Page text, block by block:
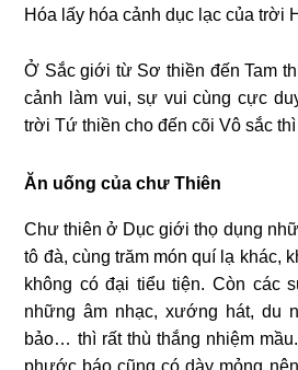
Hóa lấy hóa cảnh dục lạc của trời
Ở Sắc giới từ Sơ thiền đến Tam
cảnh làm vui, sự vui cùng cực
trời Tứ thiền cho đến cõi Vô sắc
Ăn uống của chư Thiên
Chư thiên ở Dục giới thọ dụng
tô đà, cùng trăm món quí lạ khác,
không có đại tiểu tiện. Còn các
những âm nhạc, xướng hát, du
bảo… thì rất thù thắng nhiệm
phước báo cũng có dày mỏng